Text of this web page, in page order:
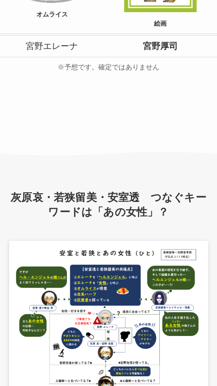
オムライス
絵画
宮野エレーナ 宮野厚司
※予想です。確定ではありません
灰原哀・若狭留美・安室透 つなぐキー
ワードは「あの女性」？